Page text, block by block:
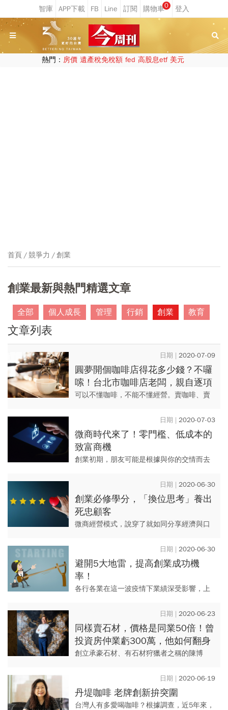
0
熱門： 房價 遺產稅免稅額 fed 高股息etf 美元
首頁 競爭力 創業
創業最新與熱門精選文章
全部 個人成長 管理 行銷 創業 教育
文章列表
2020-07-09
圓夢開個咖啡店得花多少錢？不囉
嗦！台北市咖啡店老闆，親自逐項
算給你看
可以不懂咖啡，不能不懂經營。賣咖啡、賣
咖啡專業能力當然重要，但也不能只有專
業。不信？那些把咖啡店弄垮的...
2020-07-03
微商時代來了！零門檻、低成本的
致富商機
創業初期，朋友可能是根據與你的交情而去
繼續購買的關鍵，唯有好產品，才能建立好
的口碑，社群平台最強大的，...
2020-06-30
創業必修學分，「換位思考」養出
死忠顧客
微商經營模式，說穿了就如同分享經濟與口
與你的交情而去捧場，一旦時間久了，產品
可靠就成為是否繼續購買...
2020-06-30
避開5大地雷，提高創業成功機
率！
各行各業在這一波疫情下業績深受影響，上
也不少，也因此有的人會試圖探索人生的第
二段職涯，不再把「上班族」...
2020-06-23
同樣賣石材，價格是同業50倍！曾
投資房仲業虧300萬，他如何翻身
成為「高檔石材王」？
創立承豪石材、有石材狩獵者之稱的陳博
石材供應商。比起同業一才賣2、3百元，他
最貴能賣到1萬5千元，還...
2020-06-19
丹堤咖啡 老牌創新拚突圍
台灣人有多愛喝咖啡？根據調查，近5年來，